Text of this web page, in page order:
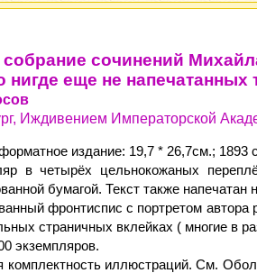
сочинений
нигде еще не
Иждивением Императорской
издание: 19,7 * 26,7см.; 1893
в четырёх цельнокожаных
бумагой. Текст также
фронтиспис с портретом
страничных вклейках ( многие в
экземпляров.
комплектность иллюстраций. См.